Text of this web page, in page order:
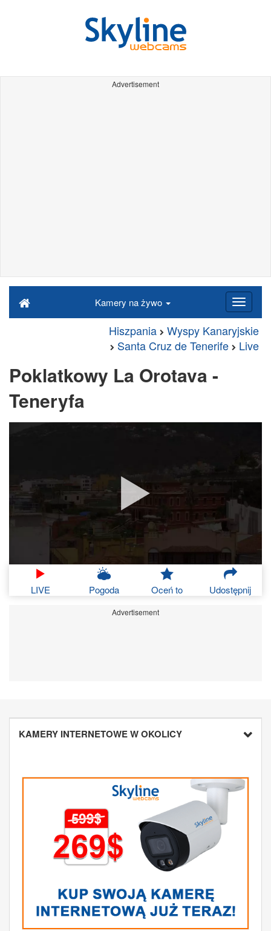
Advertisement
Kamery na żywo
Hiszpania
Wyspy Kanaryjskie
Santa Cruz de Tenerife
Live
Poklatkowy La Orotava -
Teneryfa
LIVE Pogoda Oceń to Udostępnij
Advertisement
KAMERY INTERNETOWE W OKOLICY